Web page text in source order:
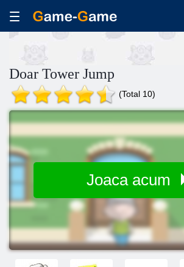
Doar Tower Jump
(Total 10)
Joaca acum